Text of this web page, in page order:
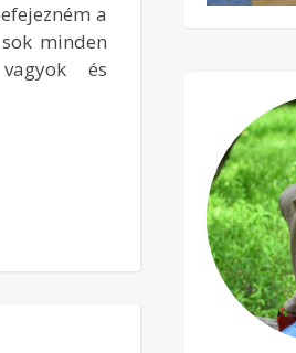
a
minden
és